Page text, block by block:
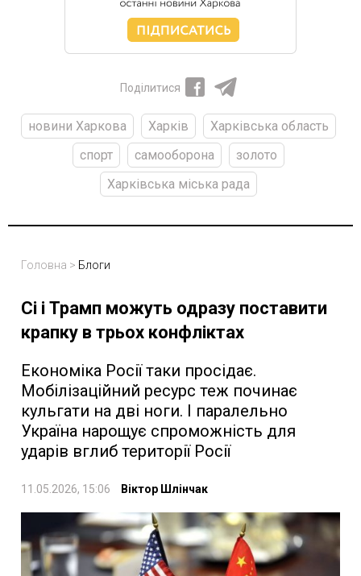
Поділитися
новини Харкова Харків
Харківська область
спорт
самооборона
золото
Харківська міська рада
Головна > Блоги
Сі і Трамп можуть одразу поставити
крапку в трьох конфліктах
Економіка Росії таки просідає.
Мобілізаційний ресурс теж починає
кульгати на дві ноги. І паралельно
Україна нарощує спроможність для
ударів вглиб території Росії
11.05.2026, 15:06 Віктор Шлінчак